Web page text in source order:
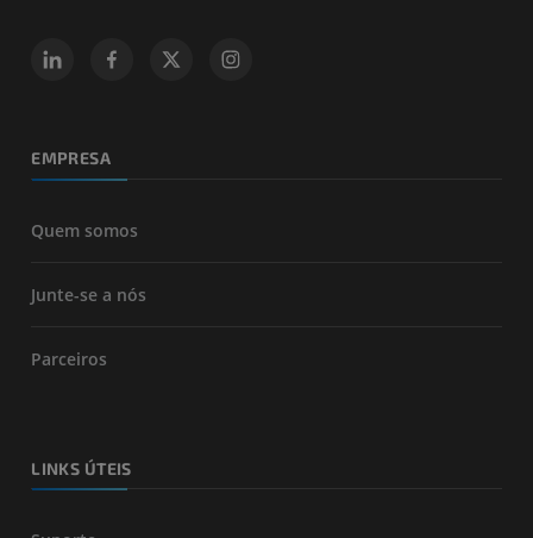
EMPRESA
Quem somos
Junte-se a nós
Parceiros
LINKS ÚTEIS